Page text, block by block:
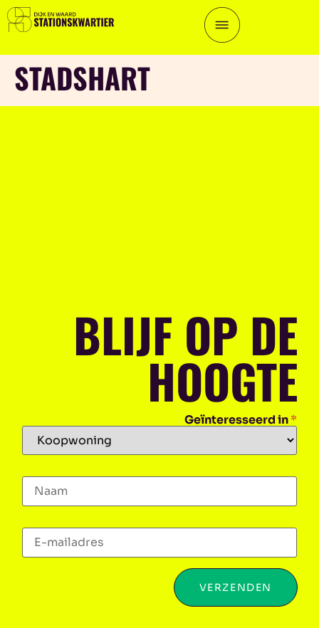
STADSHART
BLIJF OP DE
HOOGTE
Geïnteresseerd in*
VERZENDEN